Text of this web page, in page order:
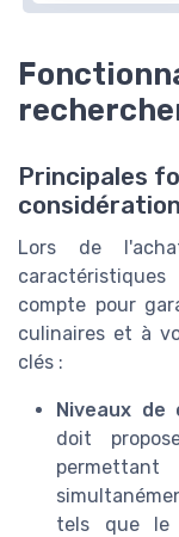
Principales
considération
Lors de
compte pour
culinaires et à
clés :
Niveaux de
doit
tels que le